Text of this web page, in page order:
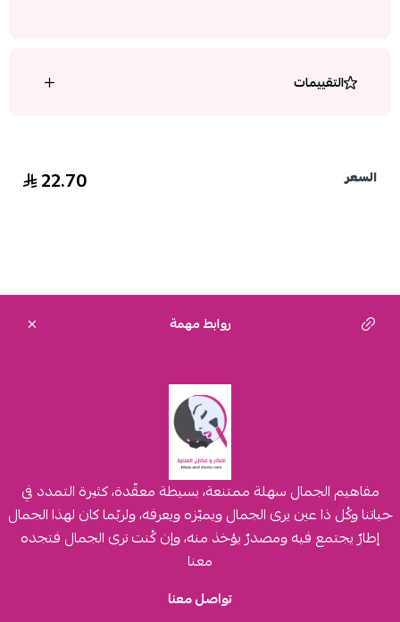
التقييمات
السعر 22.70
روابط مهمة
مفاهيم الجمال سهلة ممتنعة، بسيطة معقّدة، كثيرة التمدد في
حياتنا وكُل ذا عين يرى الجمال ويميّزه ويعرفه، ولربّما كان لهذا الجمال
إطارٌ يجتمع فيه ومصدرٌ يؤخذ منه، وإن كُنت ترى الجمال فتجده
معنا
تواصل معنا